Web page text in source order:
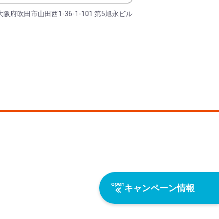
キャンペーン情報
阪府吹田市山田西1-36-1-101 第5旭永ビル